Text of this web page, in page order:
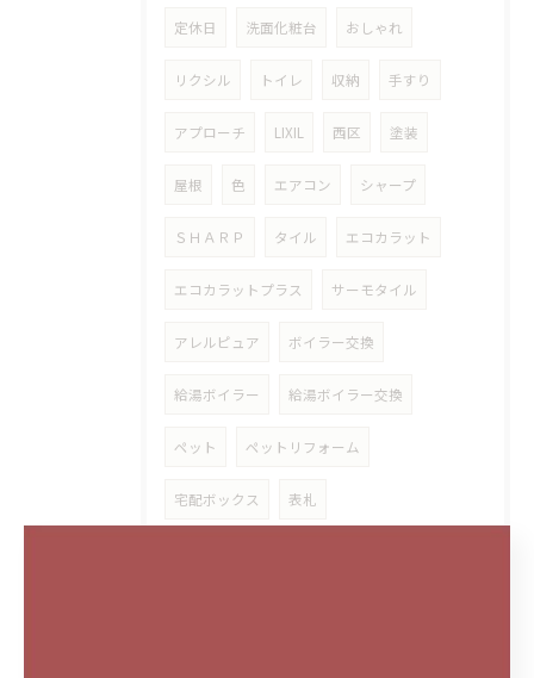
定休日 洗面化粧台 おしゃれ
リクシル トイレ 収納 手すり
アプローチ LIXIL 西区 塗装
屋根 色 エアコン シャープ
ＳＨＡＲＰ タイル エコカラット
エコカラットプラス サーモタイル
アレルピュア ボイラー交換
給湯ボイラー 給湯ボイラー交換
ペット ペットリフォーム
宅配ボックス 表札